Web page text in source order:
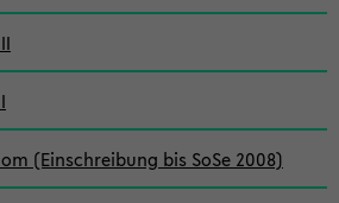
(Einschreibung bis SoSe 2008)